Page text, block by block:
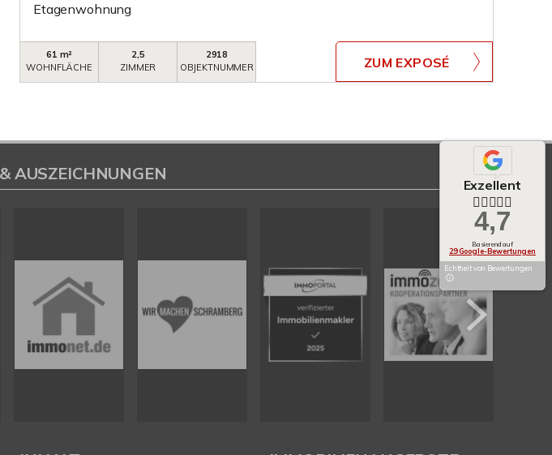
Etagenwohnung
61 m²
WOHNFLÄCHE
2,5
ZIMMER
2918
OBJEKTNUMMER
ZUM EXPOSÉ
Exzellent
4,7
Basierend auf
29 Google-Bewertungen
Echtheit von Bewertungen
AUSZEICHNUNGEN